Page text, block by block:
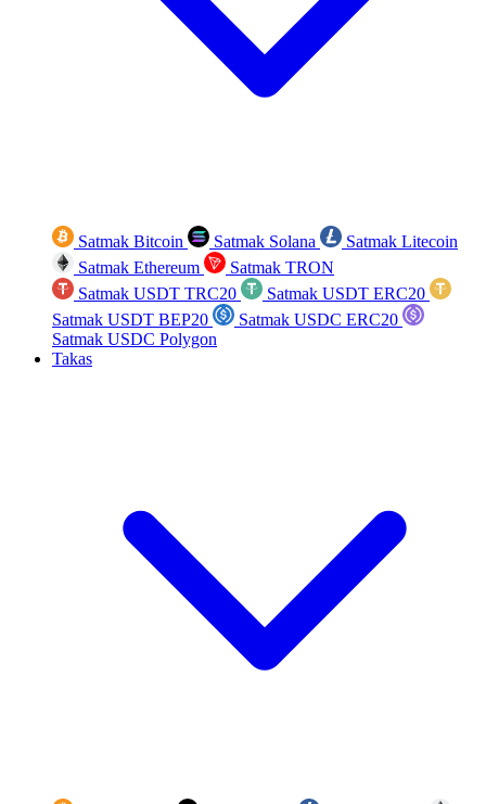
Satmak Bitcoin Satmak Solana
Satmak Litecoin
Satmak Ethereum
Satmak TRON
Satmak USDT TRC20
Satmak USDT ERC20
Satmak USDT BEP20
Satmak USDC ERC20
Satmak USDC Polygon
Takas